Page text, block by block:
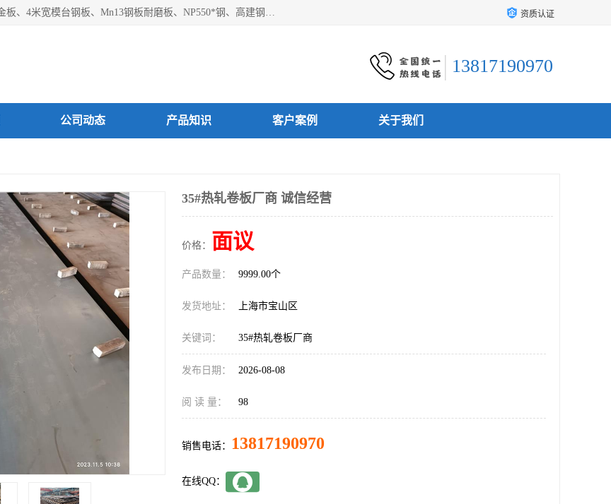
上海焱湘实业有限公司主营产品：09CrCuSb耐候钢、12Cr1MoV合金板、4米宽模台钢板、Mn13钢板耐磨板、NP550*钢、高建钢Q345GJC-Z15等；欢迎前来咨询选购。 资质认证
13817190970
公司动态 产品知识 客户案例 关于我们
35#热轧卷板厂商 诚信经营
价格： 面议
产品数量： 9999.00个
发货地址： 上海市宝山区
关键词： 35#热轧卷板厂商
发布日期： 2026-08-08
阅 读 量： 98
销售电话： 13817190970
在线QQ：